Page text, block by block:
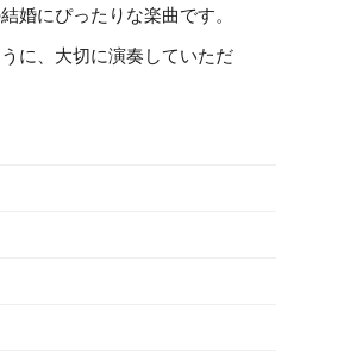
婚にぴったりな楽曲です。
に、大切に演奏していただ